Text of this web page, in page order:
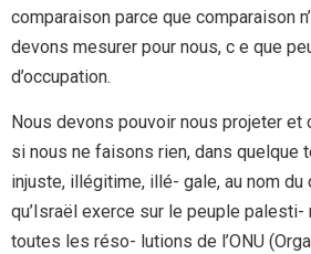
comparaison parce que comparaison
devons mesurer pour nous, c e que
d’occupation.
Nous devons pouvoir nous projeter et
si nous ne faisons rien, dans quelque
injuste, illégitime, illé- gale, au nom du
qu’Israël exerce sur le peuple palesti-
toutes les réso- lutions de l’ONU